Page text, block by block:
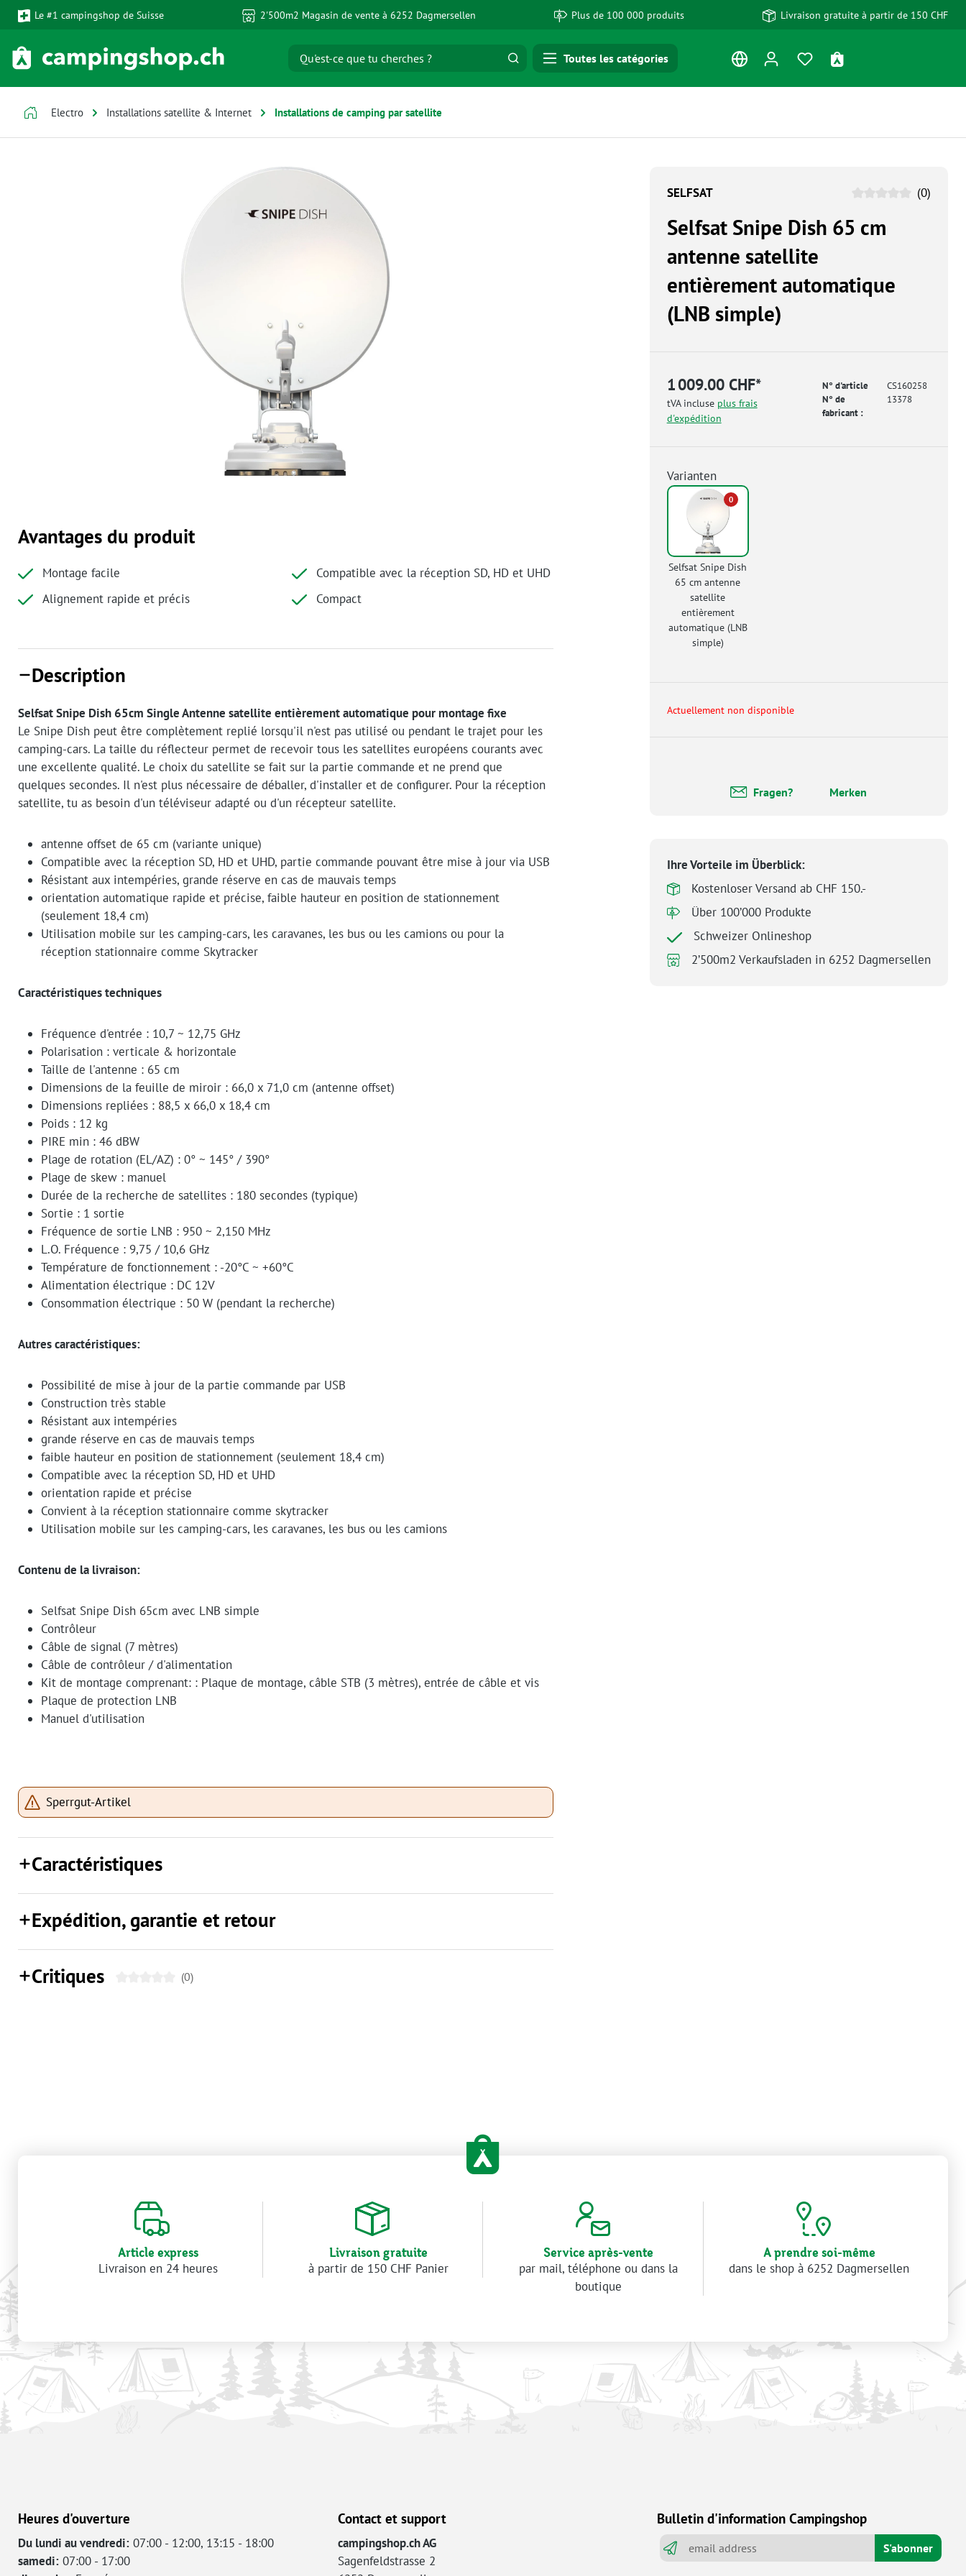
au contenu principal
Passer à la recherche
Passer à la navigation principale
Le #1 campingshop de Suisse 2'500m2 Magasin de vente à 6252 Dagmersellen Plus de 100 000 produits Livraison gratuite à partir de 150 CHF
Vous avez 0 articles dans
Toutes les catégories
Electro Installations satellite & Internet Installations de camping par satellite
Avantages du produit
Montage facile
Alignement rapide et précis
Compatible avec la réception SD, HD et UHD
Compact
Description
Selfsat Snipe Dish 65cm Single Antenne satellite entièrement automatique pour montage fixe
Le Snipe Dish peut être complètement replié lorsqu'il n'est pas utilisé ou pendant le trajet pour les
camping-cars. La taille du réflecteur permet de recevoir tous les satellites européens courants avec
une excellente qualité. Le choix du satellite se fait sur la partie commande et ne prend que
quelques secondes. Il n'est plus nécessaire de déballer, d'installer et de configurer. Pour la réception
satellite, tu as besoin d'un téléviseur adapté ou d'un récepteur satellite.
antenne offset de 65 cm (variante unique)
Compatible avec la réception SD, HD et UHD, partie commande pouvant être mise à jour via USB
Résistant aux intempéries, grande réserve en cas de mauvais temps
orientation automatique rapide et précise, faible hauteur en position de stationnement
(seulement 18,4 cm)
Utilisation mobile sur les camping-cars, les caravanes, les bus ou les camions ou pour la
réception stationnaire comme Skytracker
Caractéristiques techniques
Fréquence d'entrée : 10,7 ~ 12,75 GHz
Polarisation : verticale & horizontale
Taille de l'antenne : 65 cm
Dimensions de la feuille de miroir : 66,0 x 71,0 cm (antenne offset)
Dimensions repliées : 88,5 x 66,0 x 18,4 cm
Poids : 12 kg
PIRE min : 46 dBW
Plage de rotation (EL/AZ) : 0° ~ 145° / 390°
Plage de skew : manuel
Durée de la recherche de satellites : 180 secondes (typique)
Sortie : 1 sortie
Fréquence de sortie LNB : 950 ~ 2,150 MHz
L.O. Fréquence : 9,75 / 10,6 GHz
Température de fonctionnement : -20°C ~ +60°C
Alimentation électrique : DC 12V
Consommation électrique : 50 W (pendant la recherche)
Autres caractéristiques:
Possibilité de mise à jour de la partie commande par USB
Construction très stable
Résistant aux intempéries
grande réserve en cas de mauvais temps
faible hauteur en position de stationnement (seulement 18,4 cm)
Compatible avec la réception SD, HD et UHD
orientation rapide et précise
Convient à la réception stationnaire comme skytracker
Utilisation mobile sur les camping-cars, les caravanes, les bus ou les camions
Contenu de la livraison:
Selfsat Snipe Dish 65cm avec LNB simple
Contrôleur
Câble de signal (7 mètres)
Câble de contrôleur / d'alimentation
Kit de montage comprenant: : Plaque de montage, câble STB (3 mètres), entrée de câble et vis
Plaque de protection LNB
Manuel d'utilisation
Sperrgut-Artikel
Caractéristiques
Expédition, garantie et retour
Critiques (0)
SELFSAT (0)
Selfsat Snipe Dish 65 cm
antenne satellite
entièrement automatique
(LNB simple)
1 009.00 CHF*
tVA incluse plus frais
d'expédition
N° d'article
CS160258
N° de
fabricant :
13378
Varianten
0
Selfsat Snipe Dish
65 cm antenne
satellite
entièrement
automatique (LNB
simple)
Actuellement non disponible
Fragen? Merken
Ihre Vorteile im Überblick:
Kostenloser Versand ab CHF 150.-
Über 100’000 Produkte
Schweizer Onlineshop
2’500m2 Verkaufsladen in 6252 Dagmersellen
Article express
Livraison en 24 heures
Livraison gratuite
à partir de 150 CHF Panier
Service après-vente
par mail, téléphone ou dans la
boutique
A prendre soi-même
dans le shop à 6252 Dagmersellen
Heures d'ouverture
Du lundi au vendredi: 07:00 - 12:00, 13:15 - 18:00
samedi: 07:00 - 17:00
Contact et support
campingshop.ch AG
Sagenfeldstrasse 2
Bulletin d'information Campingshop
S'abonner